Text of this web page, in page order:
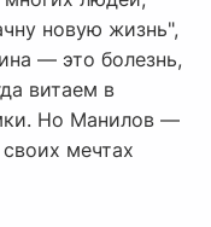
новую жизнь",
— это болезнь,
витаем в
Но Манилов —
мечтах